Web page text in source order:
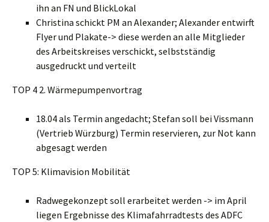
ihn an FN und BlickLokal
Christina schickt PM an Alexander; Alexander entwirft
Flyer und Plakate-> diese werden an alle Mitglieder
des Arbeitskreises verschickt, selbstständig
ausgedruckt und verteilt
TOP 4 2. Wärmepumpenvortrag
18.04 als Termin angedacht; Stefan soll bei Vissmann
(Vertrieb Würzburg) Termin reservieren, zur Not kann
abgesagt werden
TOP 5: Klimavision Mobilität
Radwegekonzept soll erarbeitet werden -> im April
liegen Ergebnisse des Klimafahrradtests des ADFC